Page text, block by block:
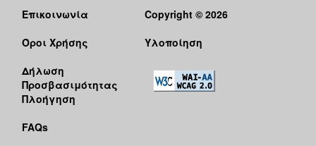
Επικοινωνία
Όροι Χρήσης
Δήλωση
Προσβασιμότητας
Πλοήγηση
FAQs
Copyright © 2026
Υλοποίηση